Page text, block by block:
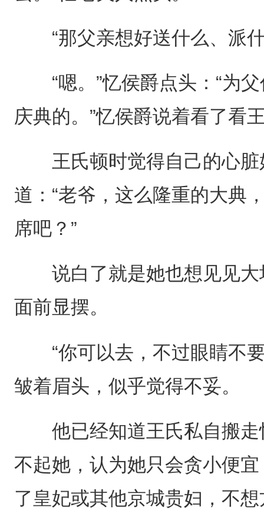
“那父亲想好送什么、派什
“嗯。”忆侯爵点头：“为父
庆典的。”忆侯爵说着看了看
王氏顿时觉得自己的心脏
道：“老爷，这么隆重的大典
席吧？”
说白了就是她也想见见大
面前显摆。
“你可以去，不过眼睛不要
皱着眉头，似乎觉得不妥。
他已经知道王氏私自搬走
不起她，认为她只会贪小便
了皇妃或其他京城贵妇，不